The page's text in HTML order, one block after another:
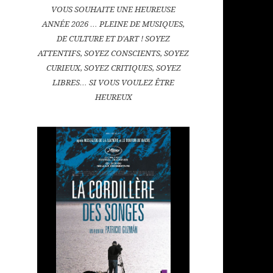
VOUS SOUHAITE UNE HEUREUSE
ANNÉE 2026 … PLEINE DE MUSIQUES,
DE CULTURE ET D'ART ! SOYEZ
ATTENTIFS, SOYEZ CONSCIENTS, SOYEZ
CURIEUX, SOYEZ CRITIQUES, SOYEZ
LIBRES… SI VOUS VOULEZ ÊTRE
HEUREUX